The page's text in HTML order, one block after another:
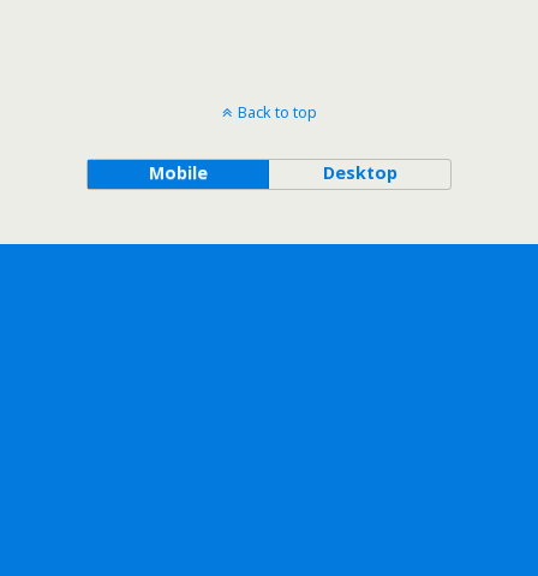
Back to top
Mobile Desktop